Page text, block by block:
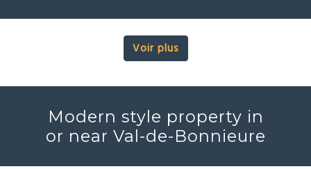
Voir plus
Modern style property in
or near Val-de-Bonnieure